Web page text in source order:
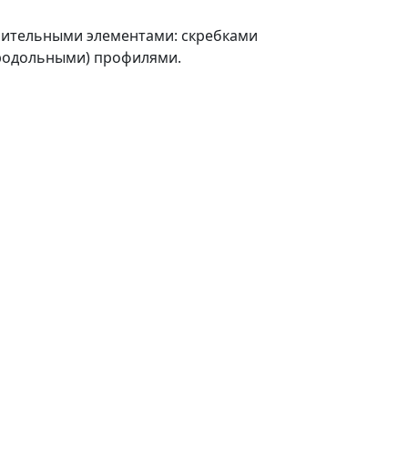
элементами: скребками
профилями.